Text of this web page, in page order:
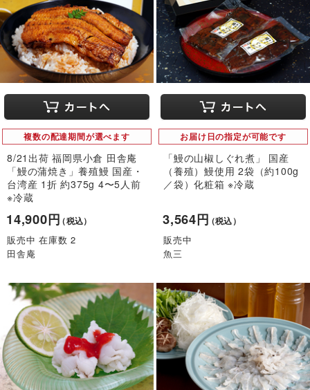
複数の配達期間が選べます
8/21出荷 福岡県小倉 田舎庵
「鰻の蒲焼き」養殖鰻 国産・
台湾産 1折 約375g 4〜5人前
※冷蔵
14,900円（税込）
販売中 在庫数 2
田舎庵
お届け日の指定が可能です
「鰻の山椒しぐれ煮」 国産
（養殖）鰻使用 2袋（約100g
／袋）化粧箱 ※冷蔵
3,564円（税込）
販売中
魚三